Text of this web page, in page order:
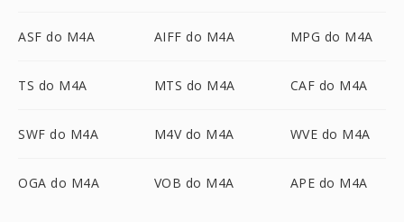
ASF do M4A AIFF do M4A MPG do M4A
TS do M4A MTS do M4A CAF do M4A
SWF do M4A M4V do M4A WVE do M4A
OGA do M4A VOB do M4A APE do M4A